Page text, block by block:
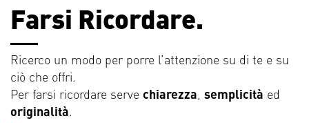
Farsi Ricordare.
Ricerco un modo per porre l’attenzione su di te e su
ciò che offri.
Per farsi ricordare serve chiarezza semplicità ed
originalità.